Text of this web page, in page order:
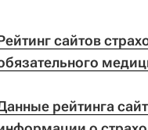
сайтов
рейтинга